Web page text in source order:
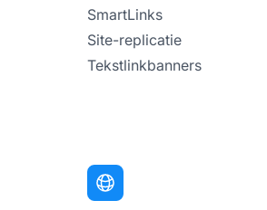
SmartLinks
Site-replicatie
Tekstlinkbanners